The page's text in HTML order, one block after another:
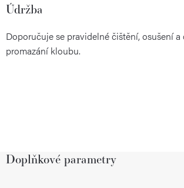
Údržba
Doporučuje se pravidelné čištění, osušení
promazání kloubu.
Doplňkové parametry